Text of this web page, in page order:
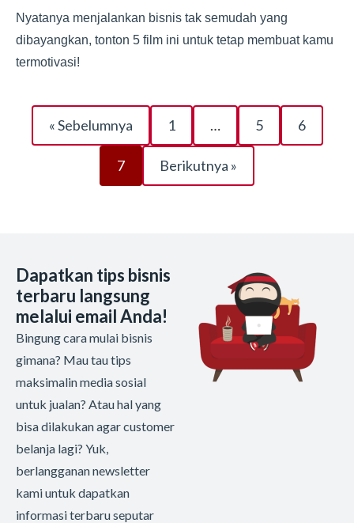
Nyatanya menjalankan bisnis tak semudah yang
dibayangkan, tonton 5 film ini untuk tetap membuat kamu
termotivasi!
« Sebelumnya 1 … 5 6
7 Berikutnya »
Dapatkan tips bisnis
terbaru langsung
melalui email Anda!
Bingung cara mulai bisnis
gimana? Mau tau tips
maksimalin media sosial
untuk jualan? Atau hal yang
bisa dilakukan agar customer
belanja lagi? Yuk,
berlangganan newsletter
kami untuk dapatkan
informasi terbaru seputar